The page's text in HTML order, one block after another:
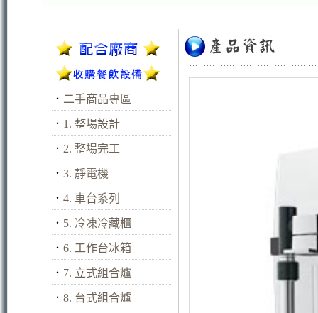
． 二手商品專區
． 1. 整場設計
． 2. 整場完工
． 3. 靜電機
． 4. 車台系列
． 5. 冷凍冷藏櫃
． 6. 工作台冰箱
． 7. 立式組合爐
． 8. 台式組合爐